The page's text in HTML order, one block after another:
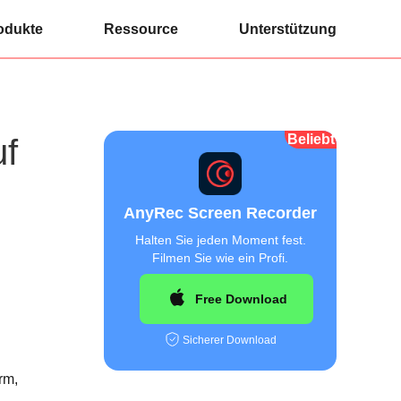
Ressource Unterstützung
Beliebt
AnyRec Screen Recorder
Halten Sie jeden Moment fest.
Filmen Sie wie ein Profi.
Free Download
Sicherer Download